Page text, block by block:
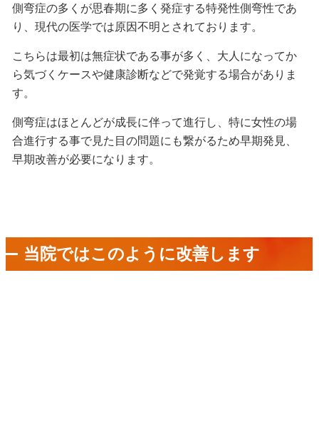
側弯症の多くが思春期に多く発症する特発性側弯性であ
り、現代の医学では原因不明とされております。
こちらは最初は無症状である事が多く、大人になってか
ら気づくケースや健康診断などで発覚する場合がありま
す。
側弯症はほとんどが成長に伴って進行し、特に女性の場
合進行する事で見た目の問題にも繋がるため早期発見、
早期改善が必要になります。
当院ではこのように改善します